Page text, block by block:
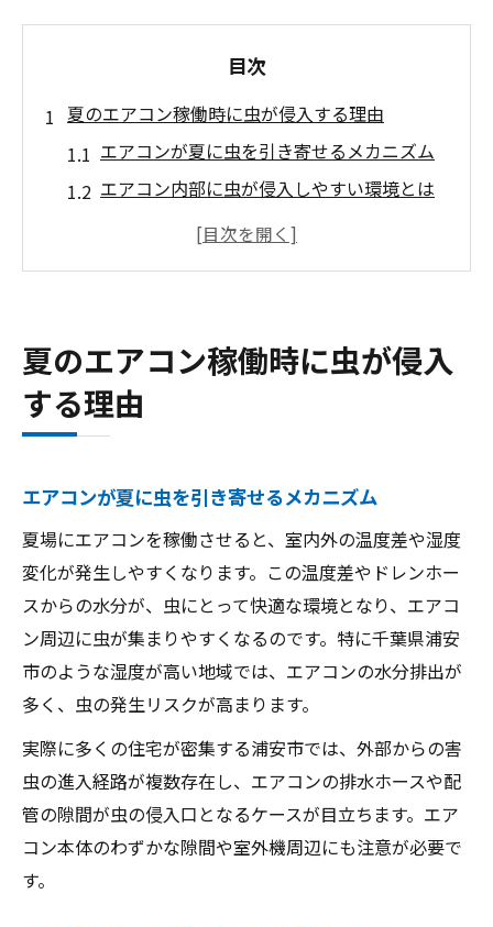
目次
夏のエアコン稼働時に虫が侵入する理由
エアコンが夏に虫を引き寄せるメカニズム
エアコン内部に虫が侵入しやすい環境とは
エアコン使用時に増える虫の傾向と特徴
エアコンから室内へ虫が入る主な原因を診
断
エアコン虫侵入のサインと早期発見のコツ
チャタテムシなど小型害虫の特徴と発生要
因
浦安市で見かけるネズミや害獣との関係を
考察
エアコンと害虫駆除のプロによるチェック
法
浦安市でのエアコン虫対策の実践例
エアコンからの虫侵入を防ぐ実践的な方法
浦安市の害虫駆除とエアコン管理の最新傾
向
夏のエアコン稼働時に虫が侵入
する理由
エアコンが夏に虫を引き寄せるメカニズム
夏場にエアコンを稼働させると、室内外の温度差や湿度
変化が発生しやすくなります。この温度差やドレンホー
スからの水分が、虫にとって快適な環境となり、エアコ
ン周辺に虫が集まりやすくなるのです。特に千葉県浦安
市のような湿度が高い地域では、エアコンの水分排出が
多く、虫の発生リスクが高まります。
実際に多くの住宅が密集する浦安市では、外部からの害
虫の進入経路が複数存在し、エアコンの排水ホースや配
管の隙間が虫の侵入口となるケースが目立ちます。エア
コン本体のわずかな隙間や室外機周辺にも注意が必要で
す。